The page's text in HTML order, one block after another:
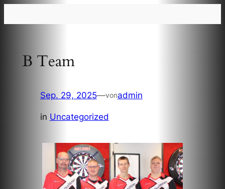
Inhalt
B Team
Sep. 29, 2025—vonadmin
in Uncategorized